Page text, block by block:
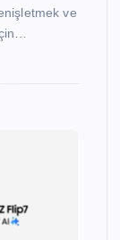
ve